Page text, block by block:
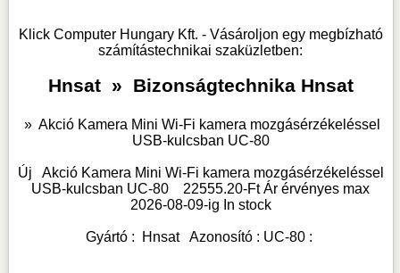
Klick Computer Hungary Kft. - Vásároljon egy megbízható
számítástechnikai szaküzletben:
Hnsat» Bizonságtechnika Hnsat
»Akció Kamera Mini Wi-Fi kamera mozgásérzékeléssel
USB-kulcsban UC-80
Új Akció Kamera Mini Wi-Fi kamera mozgásérzékeléssel
USB-kulcsban UC-80
22555.20-Ft Ár érvényes max
2026-08-09-ig In stock
Gyártó : HnsatAzonosító : UC-80: